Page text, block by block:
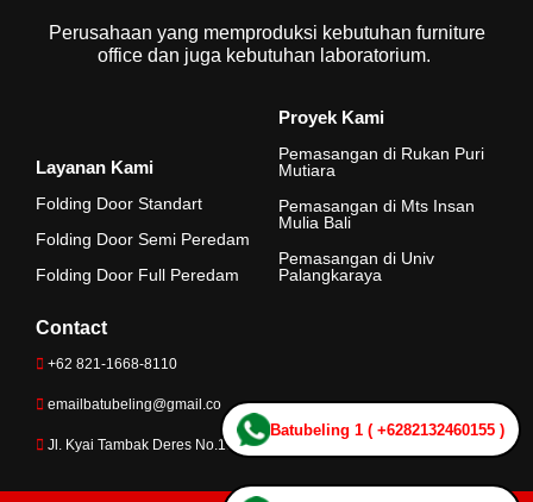
Perusahaan yang memproduksi kebutuhan furniture
office dan juga kebutuhan laboratorium.
Layanan Kami
Folding Door Standart
Folding Door Semi Peredam
Folding Door Full Peredam
Proyek Kami
Pemasangan di Rukan Puri
Mutiara
Pemasangan di Mts Insan
Mulia Bali
Pemasangan di Univ
Palangkaraya
Contact
+62 821-1668-8110
emailbatubeling@gmail.co
Jl. Kyai Tambak Deres No.100B, Surabaya – 60124, Indonesia
Batubeling 1 ( +6282132460155 )